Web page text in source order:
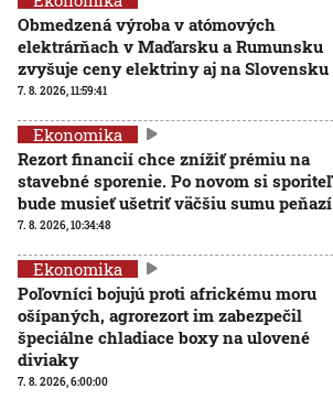
Obmedzená výroba v atómových
elektrárňach v Maďarsku a Rumunsku
zvyšuje ceny elektriny aj na Slovensku
7. 8. 2026, 11:59:41
Ekonomika
Rezort financií chce znížiť prémiu na
stavebné sporenie. Po novom si sporiteľ
bude musieť ušetriť väčšiu sumu peňazí
7. 8. 2026, 10:34:48
Ekonomika
Poľovníci bojujú proti africkému moru
ošípaných, agrorezort im zabezpečil
špeciálne chladiace boxy na ulovené
diviaky
7. 8. 2026, 6:00:00